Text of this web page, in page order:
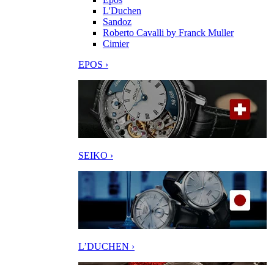
L'Duchen
Sandoz
Roberto Cavalli by Franck Muller
Cimier
EPOS ›
SEIKO ›
L’DUCHEN ›